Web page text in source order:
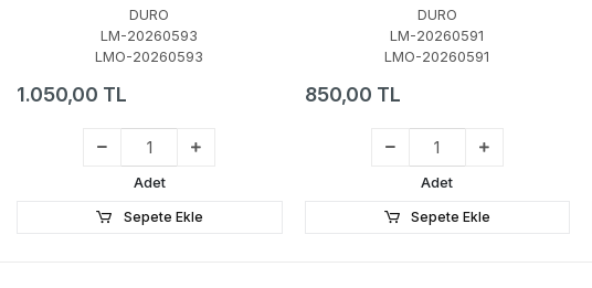
DURO
LM-20260593
LMO-20260593
1.050,00 TL
Adet
Sepete Ekle
DURO
LM-20260591
LMO-20260591
850,00 TL
Adet
Sepete Ekle